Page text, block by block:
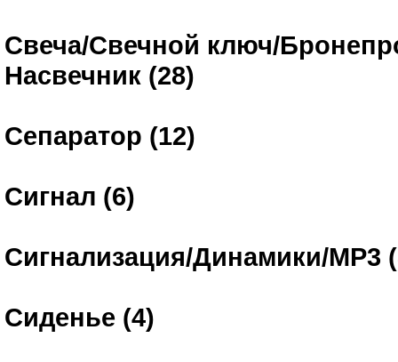
Свеча/Свечной ключ/
Насвечник (28)
Сепаратор (12)
Сигнал (6)
Сигнализация/Динамики/MP3
Сиденье (4)